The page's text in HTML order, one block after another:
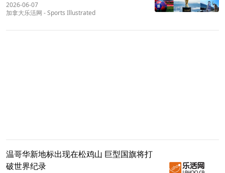
2026-06-07
加拿大乐活网 -Sports Illustrated
温哥华新地标出现在松鸡山 巨型国旗将打
破世界纪录